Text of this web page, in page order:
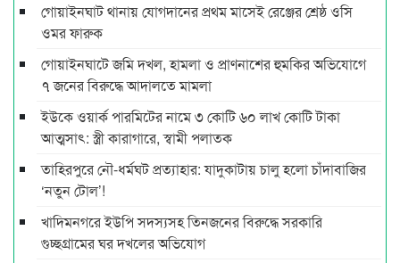
গোয়াইনঘাট থানায় যোগদানের প্রথম মাসেই রেঞ্জের শ্রেষ্ঠ ওসি
ওমর ফারুক
গোয়াইনঘাটে জমি দখল, হামলা ও প্রাণনাশের হুমকির অভিযোগে
৭ জনের বিরুদ্ধে আদালতে মামলা
ইউকে ওয়ার্ক পারমিটের নামে ৩ কোটি ৬০ লাখ কোটি টাকা
আত্মসাৎ: স্ত্রী কারাগারে, স্বামী পলাতক
তাহিরপুরে নৌ-ধর্মঘট প্রত্যাহার: যাদুকাটায় চালু হলো চাঁদাবাজির
‘নতুন টোল’!
খাদিমনগরে ইউপি সদস্যসহ তিনজনের বিরুদ্ধে সরকারি
গুচ্ছগ্রামের ঘর দখলের অভিযোগ